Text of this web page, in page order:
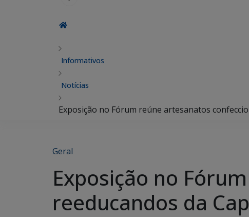
Informativos
Notícias
Exposição no Fórum reúne artesanatos
Geral
Exposição no
reeducandos da